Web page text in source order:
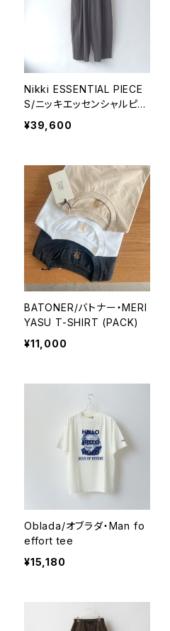
Nikki ESSENTIAL PIECE
S/ニッキエッセンシャルピー
シーズ・Summer Weight E
asy Pants
¥39,600
BATONER/バトナー・MERI
YASU T-SHIRT (PACK)
¥11,000
Oblada/オブラダ・Man fo
effort tee
¥15,180